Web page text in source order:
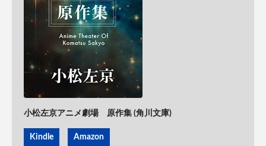
小松左京アニメ劇場 原作集 (角川文庫)
Kindle Amazon